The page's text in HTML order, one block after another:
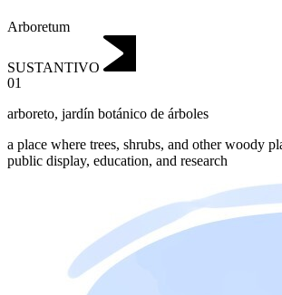
Arboretum
SUSTANTIVO
01
arboreto, jardín botánico de árboles
a place where trees, shrubs, and other woody
public display, education, and research